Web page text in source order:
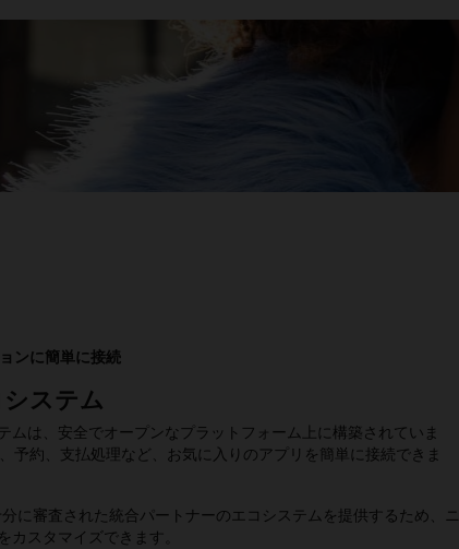
ンに簡単に接続
ステム
ムは、安全でオープンなプラットフォーム上に構築されていま
予約、支払処理など、お気に入りのアプリを簡単に接続できま
に審査された統合パートナーのエコシステムを提供するため、ニ
カスタマイズできます。